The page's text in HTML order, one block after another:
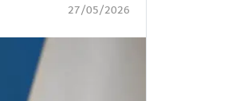
27/05/2026